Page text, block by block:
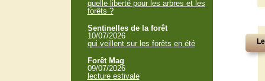
quelle liberté pour les arbres et les
forêts ?
Sentinelles de la forêt
10/07/2026
qui veillent sur les forêts en été
Forêt Mag
09/07/2026
lecture estivale